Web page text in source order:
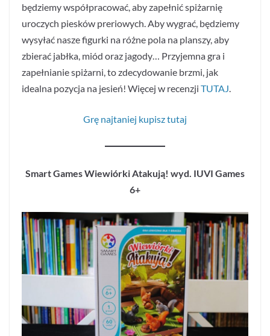
będziemy współpracować, aby zapełnić spiżarnię
uroczych piesków preriowych. Aby wygrać, będziemy
wysyłać nasze figurki na różne pola na planszy, aby
zbierać jabłka, miód oraz jagody… Przyjemna gra i
zapełnianie spiżarni, to zdecydowanie brzmi, jak
idealna pozycja na jesień! Więcej w recenzji TUTAJ.
Grę najtaniej kupisz tutaj
Smart Games Wiewiórki Atakują! wyd. IUVI Games
6+